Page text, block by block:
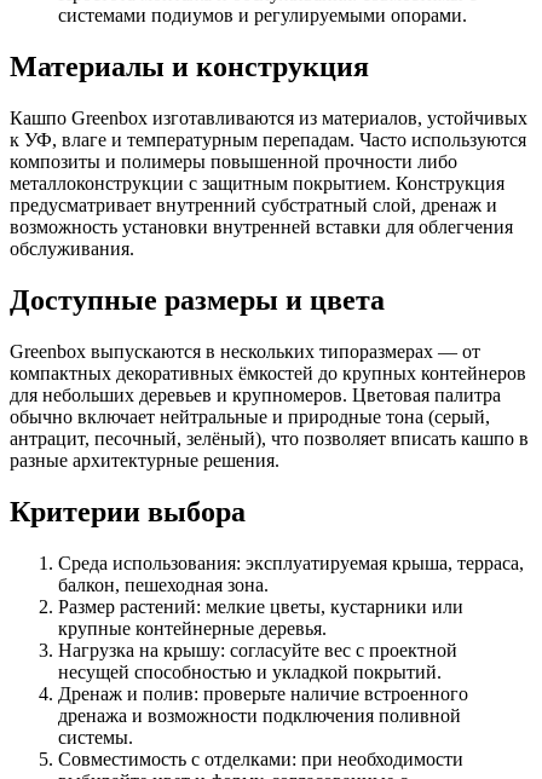
системами подиумов и регулируемыми опорами.
Материалы и конструкция
Кашпо Greenbox изготавливаются из материалов, устойчивых
к УФ, влаге и температурным перепадам. Часто используются
композиты и полимеры повышенной прочности либо
металлоконструкции с защитным покрытием. Конструкция
предусматривает внутренний субстратный слой, дренаж и
возможность установки внутренней вставки для облегчения
обслуживания.
Доступные размеры и цвета
Greenbox выпускаются в нескольких типоразмерах — от
компактных декоративных ёмкостей до крупных контейнеров
для небольших деревьев и крупномеров. Цветовая палитра
обычно включает нейтральные и природные тона (серый,
антрацит, песочный, зелёный), что позволяет вписать кашпо в
разные архитектурные решения.
Критерии выбора
Среда использования: эксплуатируемая крыша, терраса,
балкон, пешеходная зона.
Размер растений: мелкие цветы, кустарники или
крупные контейнерные деревья.
Нагрузка на крышу: согласуйте вес с проектной
несущей способностью и укладкой покрытий.
Дренаж и полив: проверьте наличие встроенного
дренажа и возможности подключения поливной
системы.
Совместимость с отделками: при необходимости